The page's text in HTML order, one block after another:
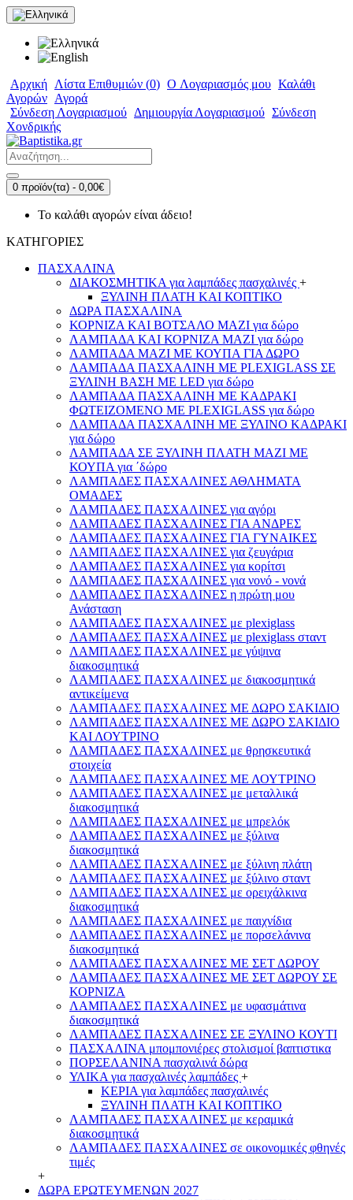
Αρχική Λίστα Επιθυμιών (0) O Λογαριασμός μου Καλάθι
Αγορών Αγορά
Σύνδεση Λογαριασμού Δημιουργία Λογαριασμού Σύνδεση
Χονδρικής
0 προϊόν(τα) - 0,00€
Το καλάθι αγορών είναι άδειο!
ΚΑΤΗΓΟΡΙΕΣ
ΠΑΣΧΑΛΙΝΑ
ΔΙΑΚΟΣΜΗΤΙΚΑ για λαμπάδες πασχαλινές +
ΞΥΛΙΝΗ ΠΛΑΤΗ ΚΑΙ ΚΟΠΤΙΚΟ
ΔΩΡΑ ΠΑΣΧΑΛΙΝΑ
ΚΟΡΝΙΖΑ ΚΑΙ ΒΟΤΣΑΛΟ ΜΑΖΙ για δώρο
ΛΑΜΠΑΔΑ ΚΑΙ ΚΟΡΝΙΖΑ ΜΑΖΙ για δώρο
ΛΑΜΠΑΔΑ ΜΑΖΙ ΜΕ ΚΟΥΠΑ ΓΙΑ ΔΩΡΟ
ΛΑΜΠΑΔΑ ΠΑΣΧΑΛΙΝΗ ΜΕ PLEXIGLASS ΣΕ
ΞΥΛΙΝΗ ΒΑΣΗ ΜΕ LED για δώρο
ΛΑΜΠΑΔΑ ΠΑΣΧΑΛΙΝΗ ΜΕ ΚΑΔΡΑΚΙ
ΦΩΤΕΙΖΟΜΕΝΟ ΜΕ PLEXIGLASS για δώρο
ΛΑΜΠΑΔΑ ΠΑΣΧΑΛΙΝΗ ΜΕ ΞΥΛΙΝΟ ΚΑΔΡΑΚΙ
για δώρο
ΛΑΜΠΑΔΑ ΣΕ ΞΥΛΙΝΗ ΠΛΑΤΗ ΜΑΖΙ ΜΕ
ΚΟΥΠΑ για ΄δώρο
ΛΑΜΠΑΔΕΣ ΠΑΣΧΑΛΙΝΕΣ ΑΘΛΗΜΑΤΑ
ΟΜΑΔΕΣ
ΛΑΜΠΑΔΕΣ ΠΑΣΧΑΛΙΝΕΣ για αγόρι
ΛΑΜΠΑΔΕΣ ΠΑΣΧΑΛΙΝΕΣ ΓΙΑ ΑΝΔΡΕΣ
ΛΑΜΠΑΔΕΣ ΠΑΣΧΑΛΙΝΕΣ ΓΙΑ ΓΥΝΑΙΚΕΣ
ΛΑΜΠΑΔΕΣ ΠΑΣΧΑΛΙΝΕΣ για ζευγάρια
ΛΑΜΠΑΔΕΣ ΠΑΣΧΑΛΙΝΕΣ για κορίτσι
ΛΑΜΠΑΔΕΣ ΠΑΣΧΑΛΙΝΕΣ για νονό - νονά
ΛΑΜΠΑΔΕΣ ΠΑΣΧΑΛΙΝΕΣ η πρώτη μου
Ανάσταση
ΛΑΜΠΑΔΕΣ ΠΑΣΧΑΛΙΝΕΣ με plexiglass
ΛΑΜΠΑΔΕΣ ΠΑΣΧΑΛΙΝΕΣ με plexiglass σταντ
ΛΑΜΠΑΔΕΣ ΠΑΣΧΑΛΙΝΕΣ με γύψινα
διακοσμητικά
ΛΑΜΠΑΔΕΣ ΠΑΣΧΑΛΙΝΕΣ με διακοσμητικά
αντικείμενα
ΛΑΜΠΑΔΕΣ ΠΑΣΧΑΛΙΝΕΣ ΜΕ ΔΩΡΟ ΣΑΚΙΔΙΟ
ΛΑΜΠΑΔΕΣ ΠΑΣΧΑΛΙΝΕΣ ΜΕ ΔΩΡΟ ΣΑΚΙΔΙΟ
ΚΑΙ ΛΟΥΤΡΙΝΟ
ΛΑΜΠΑΔΕΣ ΠΑΣΧΑΛΙΝΕΣ με θρησκευτικά
στοιχεία
ΛΑΜΠΑΔΕΣ ΠΑΣΧΑΛΙΝΕΣ ΜΕ ΛΟΥΤΡΙΝΟ
ΛΑΜΠΑΔΕΣ ΠΑΣΧΑΛΙΝΕΣ με μεταλλικά
διακοσμητικά
ΛΑΜΠΑΔΕΣ ΠΑΣΧΑΛΙΝΕΣ με μπρελόκ
ΛΑΜΠΑΔΕΣ ΠΑΣΧΑΛΙΝΕΣ με ξύλινα
διακοσμητικά
ΛΑΜΠΑΔΕΣ ΠΑΣΧΑΛΙΝΕΣ με ξύλινη πλάτη
ΛΑΜΠΑΔΕΣ ΠΑΣΧΑΛΙΝΕΣ με ξύλινο σταντ
ΛΑΜΠΑΔΕΣ ΠΑΣΧΑΛΙΝΕΣ με ορειχάλκινα
διακοσμητικά
ΛΑΜΠΑΔΕΣ ΠΑΣΧΑΛΙΝΕΣ με παιχνίδια
ΛΑΜΠΑΔΕΣ ΠΑΣΧΑΛΙΝΕΣ με πορσελάνινα
διακοσμητικά
ΛΑΜΠΑΔΕΣ ΠΑΣΧΑΛΙΝΕΣ ΜΕ ΣΕΤ ΔΩΡΟΥ
ΛΑΜΠΑΔΕΣ ΠΑΣΧΑΛΙΝΕΣ ΜΕ ΣΕΤ ΔΩΡΟΥ ΣΕ
ΚΟΡΝΙΖΑ
ΛΑΜΠΑΔΕΣ ΠΑΣΧΑΛΙΝΕΣ με υφασμάτινα
διακοσμητικά
ΛΑΜΠΑΔΕΣ ΠΑΣΧΑΛΙΝΕΣ ΣΕ ΞΥΛΙΝΟ ΚΟΥΤΙ
ΠΑΣΧΑΛΙΝΑ μπομπονιέρες στολισμοί βαπτιστικα
ΠΟΡΣΕΛΑΝΙΝΑ πασχαλινά δώρα
ΥΛΙΚΑ για πασχαλινές λαμπάδες +
ΚΕΡΙΑ για λαμπάδες πασχαλινές
ΞΥΛΙΝΗ ΠΛΑΤΗ ΚΑΙ ΚΟΠΤΙΚΟ
ΛΑΜΠΑΔΕΣ ΠΑΣΧΑΛΙΝΕΣ με κεραμικά
διακοσμητικά
ΛΑΜΠΑΔΕΣ ΠΑΣΧΑΛΙΝΕΣ σε οικονομικές φθηνές
τιμές
+
ΔΩΡΑ ΕΡΩΤΕΥΜΕΝΩΝ 2027